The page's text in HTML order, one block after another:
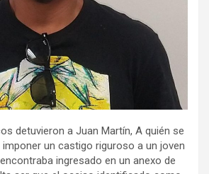
detuvieron a Juan Martín, A quién se
un castigo riguroso a un joven
ingresado en un anexo de